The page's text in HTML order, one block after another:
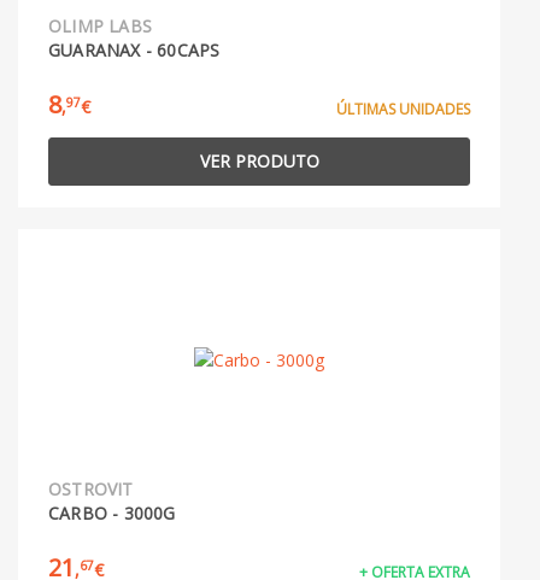
OLIMP LABS
GUARANAX - 60CAPS
8,97€ ÚLTIMAS UNIDADES
VER PRODUTO
OSTROVIT
CARBO - 3000G
21 ,67€ + OFERTA EXTRA